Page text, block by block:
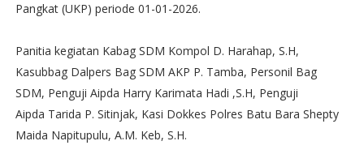
Pangkat (UKP) periode 01-01-2026.
Panitia kegiatan Kabag SDM Kompol D. Harahap, S.H,
Kasubbag Dalpers Bag SDM AKP P. Tamba, Personil Bag
SDM, Penguji Aipda Harry Karimata Hadi ,S.H, Penguji
Aipda Tarida P. Sitinjak, Kasi Dokkes Polres Batu Bara Shepty
Maida Napitupulu, A.M. Keb, S.H.